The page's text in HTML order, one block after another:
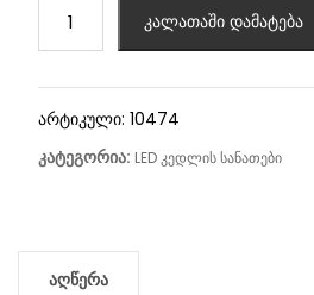
კალათაში დამატება
არტიკული: 10474
კატეგორია: LED კედლის სანათები
აღწერა